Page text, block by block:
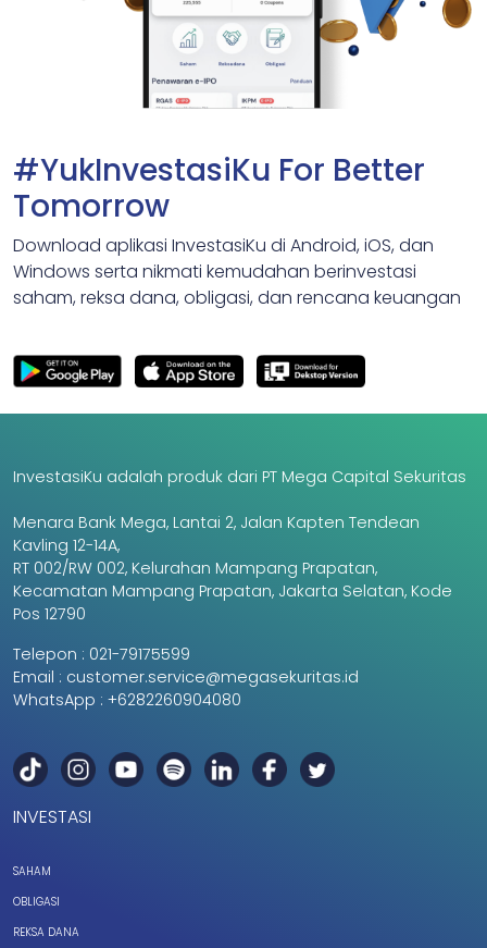
#YukInvestasiKu For Better
Tomorrow
Download aplikasi InvestasiKu di Android, iOS, dan
Windows serta nikmati kemudahan berinvestasi
saham, reksa dana, obligasi, dan rencana keuangan
InvestasiKu adalah produk dari PT Mega Capital Sekuritas
Menara Bank Mega, Lantai 2, Jalan Kapten Tendean
Kavling 12-14A,
RT 002/RW 002, Kelurahan Mampang Prapatan,
Kecamatan Mampang Prapatan, Jakarta Selatan, Kode
Pos 12790
Telepon : 021-79175599
Email : customer.service@megasekuritas.id
WhatsApp : +6282260904080
INVESTASI
SAHAM
OBLIGASI
REKSA DANA